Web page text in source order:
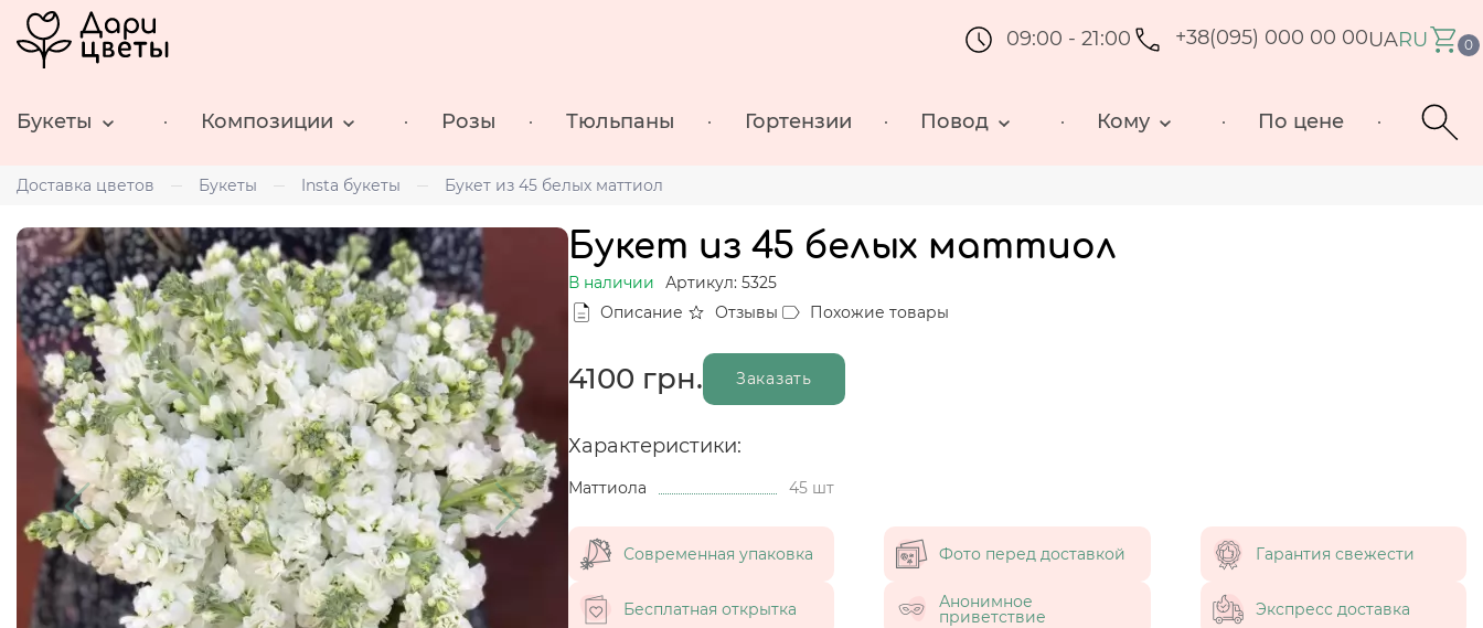
09:00 - 21:00 +38(095) 000 00 00UARU 0
Букеты Композиции Розы Тюльпаны Гортензии Повод Кому По цене
Доставка цветов Букеты Insta букеты Букет из 45 белых маттиол
Букет из 45 белых маттиол
В наличии
Артикул: 5325
Описание
Отзывы Похожие товары
4100 грн. Заказать
Характеристики:
Маттиола 45 шт
Современная упаковка Фото перед доставкой Гарантия свежести
Бесплатная открытка Анонимное
приветствие Экспресс доставка